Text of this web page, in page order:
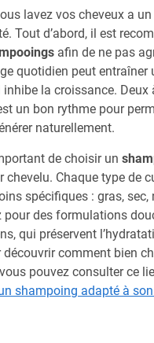
lavez vos cheveux a
Tout d’abord, il est
afin de ne pas
quotidien peut entraîner
la croissance. Deux
un bon rythme pour
naturellement.
de choisir un
chevelu. Chaque type de
spécifiques : gras, sec,
pour des formulations
qui préservent
découvrir comment bien
pouvez consulter ce
shampoing adapté à